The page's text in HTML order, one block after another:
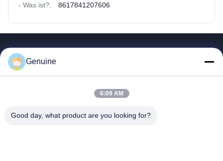
- Was ist?: 8617841207606
Über Uns
Qualitätskontrolle
Genuine
6:09 AM
Good day, what product are you looking for?